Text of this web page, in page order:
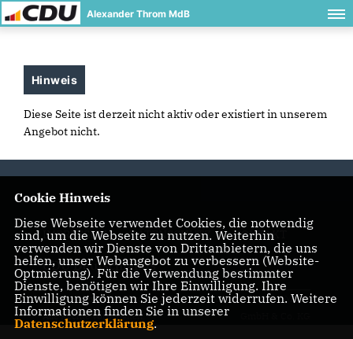
Alexander Throm MdB
Hinweis
Diese Seite ist derzeit nicht aktiv oder existiert in unserem
Angebot nicht.
IMPRESSUM DATENSCHUTZ KONTAKT
CDU Deutschlands
© 2026 Alexander Throm MdB
Alle Rechte vorbehalten.
Realisation: Sharkness Media
Cookie Hinweis
Diese Webseite verwendet Cookies, die notwendig
sind, um die Webseite zu nutzen. Weiterhin
verwenden wir Dienste von Drittanbietern, die uns
helfen, unser Webangebot zu verbessern (Website-
Optmierung). Für die Verwendung bestimmter
Dienste, benötigen wir Ihre Einwilligung. Ihre
Einwilligung können Sie jederzeit widerrufen. Weitere
Informationen finden Sie in unserer
Datenschutzerklärung.